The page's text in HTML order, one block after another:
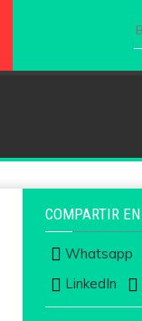
COMPARTIR EN
Whatsapp
LinkedIn